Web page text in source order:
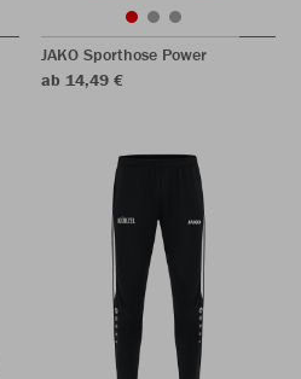
JAKO Sporthose Power
ab 14,49 €